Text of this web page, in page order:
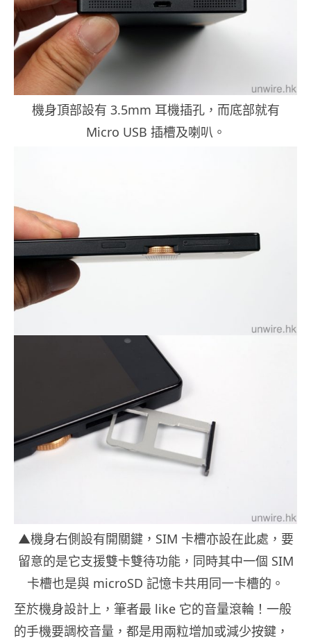
機身頂部設有 3.5mm 耳機插孔，而底部就有
Micro USB 插槽及喇叭。
▲機身右側設有開關鍵，SIM 卡槽亦設在此處，要
留意的是它支援雙卡雙待功能，同時其中一個 SIM
卡槽也是與 microSD 記憶卡共用同一卡槽的。
至於機身設計上，筆者最 like 它的音量滾輪！一般
的手機要調校音量，都是用兩粒增加或減少按鍵，